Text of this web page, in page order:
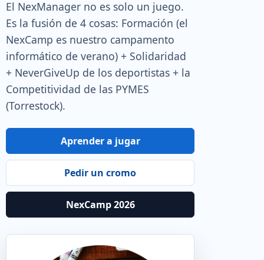
El NexManager no es solo un juego.
Es la fusión de 4 cosas: Formación (el
NexCamp es nuestro campamento
informático de verano) + Solidaridad
+ NeverGiveUp de los deportistas + la
Competitividad de las PYMES
(Torrestock).
Aprender a jugar
Pedir un cromo
NexCamp 2026